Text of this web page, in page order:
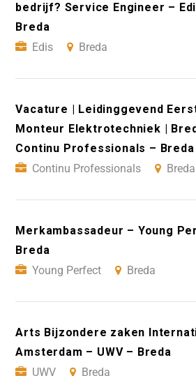
bedrijf? Service Engineer –
Breda
Edis
Breda
Vacature | Leidinggevend
Monteur Elektrotechniek |
Continu Professionals – Breda
Continu Professionals
Breda
Merkambassadeur – Young
Breda
Young Perfect
Breda
Arts Bijzondere zaken
Amsterdam – UWV – Breda
UWV
Breda